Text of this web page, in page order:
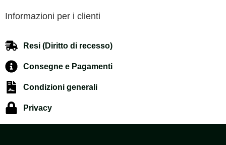
Informazioni per i clienti
Resi (Diritto di recesso)
Consegne e Pagamenti
Condizioni generali
Privacy